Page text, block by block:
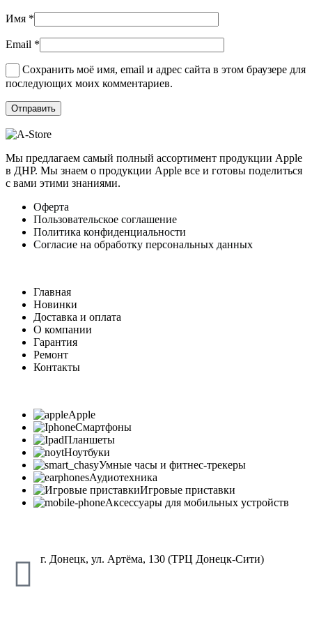
Имя *
Email *
Сохранить моё имя, email и адрес сайта в этом браузере для
последующих моих комментариев.
Мы предлагаем самый полный ассортимент продукции Apple
в ДНР. Мы знаем о продукции Apple все и готовы поделиться
с вами этими знаниями.
Оферта
Пользовательское соглашение
Политика конфиденциальности
Согласие на обработку персональных данных
Главная
Новинки
Доставка и оплата
О компании
Гарантия
Ремонт
Контакты
Apple
Смартфоны
Планшеты
Ноутбуки
Умные часы и фитнес-трекеры
Аудиотехника
Игровые приставки
Аксессуары для мобильных устройств
г. Донецк, ул. Артёма, 130 (ТРЦ Донецк-Сити)